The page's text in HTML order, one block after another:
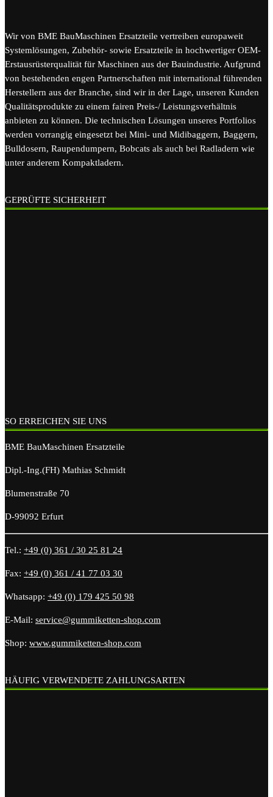
Wir von BME BauMaschinen Ersatzteile vertreiben europaweit
Systemlösungen, Zubehör- sowie Ersatzteile in hochwertiger OEM-
Erstausrüsterqualität für Maschinen aus der Bauindustrie. Aufgrund
von bestehenden engen Partnerschaften mit international führenden
Herstellern aus der Branche, sind wir in der Lage, unseren Kunden
Qualitätsprodukte zu einem fairen Preis-/ Leistungsverhältnis
anbieten zu können. Die technischen Lösungen unseres Portfolios
werden vorrangig eingesetzt bei Mini- und Midibaggern, Baggern,
Bulldosern, Raupendumpern, Bobcats als auch bei Radladern wie
unter anderem Kompaktladern.
GEPRÜFTE SICHERHEIT
SO ERREICHEN SIE UNS
BME BauMaschinen Ersatzteile
Dipl.-Ing.(FH) Mathias Schmidt
Blumenstraße 70
D-99092 Erfurt
Tel.: +49 (0) 361 / 30 25 81 24
Fax: +49 (0) 361 / 41 77 03 30
Whatsapp: +49 (0) 179 425 50 98
E-Mail: service@gummiketten-shop.com
Shop: www.gummiketten-shop.com
HÄUFIG VERWENDETE ZAHLUNGSARTEN